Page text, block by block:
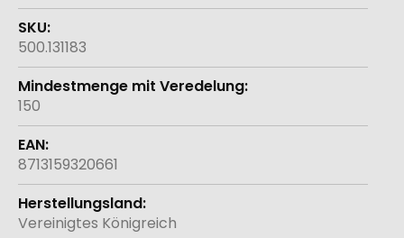
500.131183
150
8713159320661
Vereinigtes Königreich